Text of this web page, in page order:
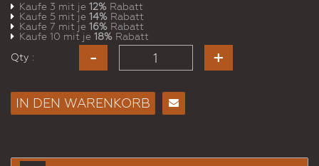
Kaufe 3 mit je 12% Rabatt
Kaufe 5 mit je 14% Rabatt
Kaufe 7 mit je 16% Rabatt
Kaufe 10 mit je 18% Rabatt
Qty :
IN DEN WARENKORB